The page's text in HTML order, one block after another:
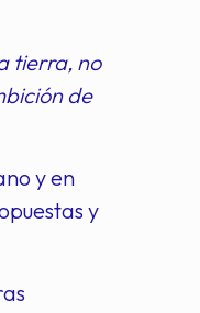
tierra, no
de
y en
y